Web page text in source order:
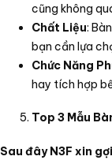
cũng không
Chất Liệu:
bạn cần lựa
Chức Năng
hay tích hợp
Top 3 Mẫu
Sau đây N3F xin